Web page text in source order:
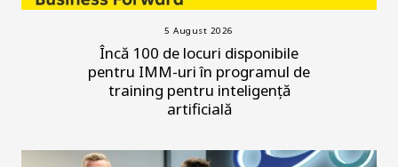
5 August 2026
Încă 100 de locuri disponibile
pentru IMM-uri în programul de
training pentru inteligență
artificială